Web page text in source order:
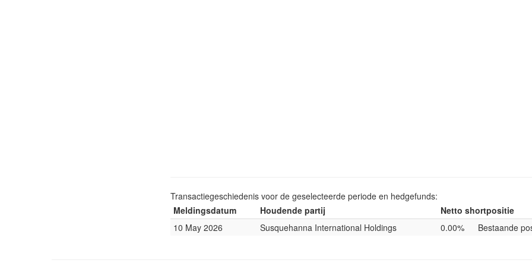
Transactiegeschiedenis voor de geselecteerde periode en hedgefunds:
Meldingsdatum
Houdende partij
Netto shortpositie
10 May 2026
Susquehanna International Holdings 0.00% Bestaande